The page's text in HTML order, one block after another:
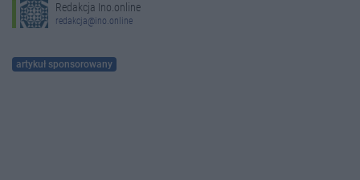
Redakcja Ino.online
redakcja@ino.online
artykuł sponsorowany